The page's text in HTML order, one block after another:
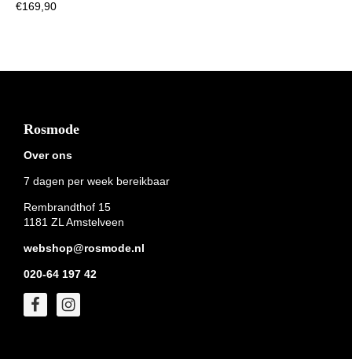
€169,90
Footer
Rosmode
Over ons
7 dagen per week bereikbaar
Rembrandthof 15
1181 ZL Amstelveen
webshop@rosmode.nl
020-64 197 42